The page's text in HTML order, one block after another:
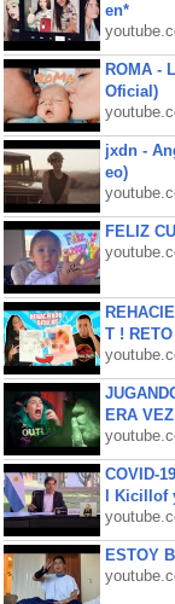
en*
ROMA -
Oficial)
jxdn -
eo)
FELIZ
T !
ERA
COVID-
l Kicillof
ESTOY